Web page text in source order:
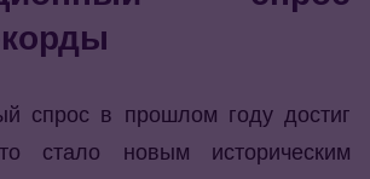
спрос в прошлом году достиг
стало новым историческим